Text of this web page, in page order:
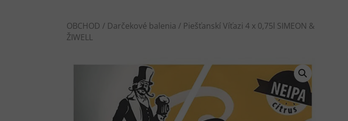
OBCHOD / Darčekové balenia / Piešťanskí Víťazi 4 x 0,75l SIMEON &
ŽIWELL